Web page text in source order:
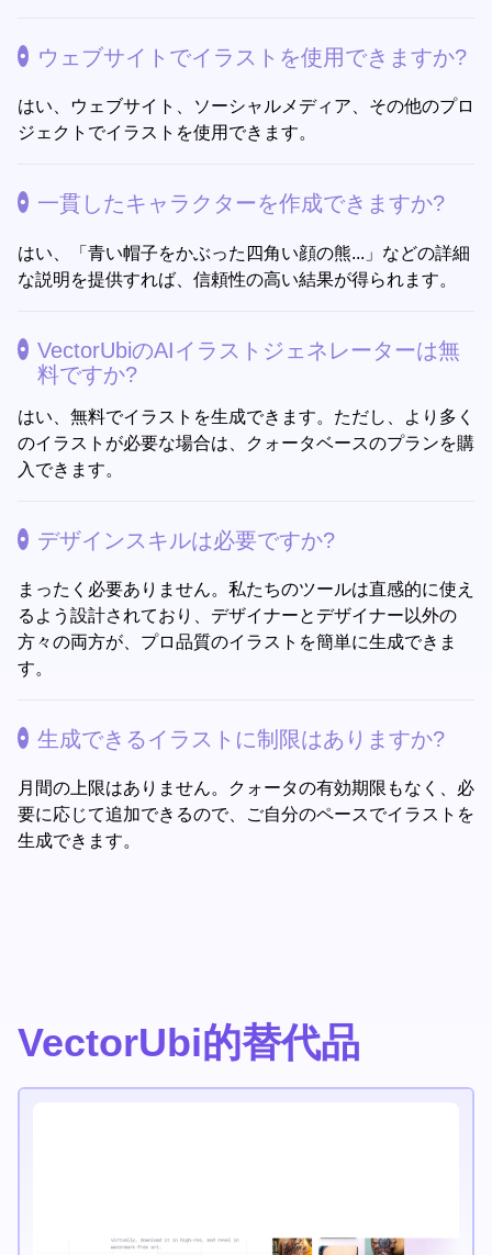
ウェブサイトでイラストを使用できますか?
はい、ウェブサイト、ソーシャルメディア、その他のプロ
ジェクトでイラストを使用できます。
一貫したキャラクターを作成できますか?
はい、「青い帽子をかぶった四角い顔の熊...」などの詳細
な説明を提供すれば、信頼性の高い結果が得られます。
VectorUbiのAIイラストジェネレーターは無
料ですか?
はい、無料でイラストを生成できます。ただし、より多く
のイラストが必要な場合は、クォータベースのプランを購
入できます。
デザインスキルは必要ですか?
まったく必要ありません。私たちのツールは直感的に使え
るよう設計されており、デザイナーとデザイナー以外の
方々の両方が、プロ品質のイラストを簡単に生成できま
す。
生成できるイラストに制限はありますか?
月間の上限はありません。クォータの有効期限もなく、必
要に応じて追加できるので、ご自分のペースでイラストを
生成できます。
VectorUbi的替代品